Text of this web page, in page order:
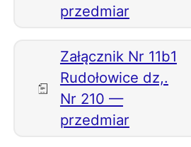
przedmiar
Załącznik Nr 11b1
Rudołowice dz,.
Nr 210 —
przedmiar